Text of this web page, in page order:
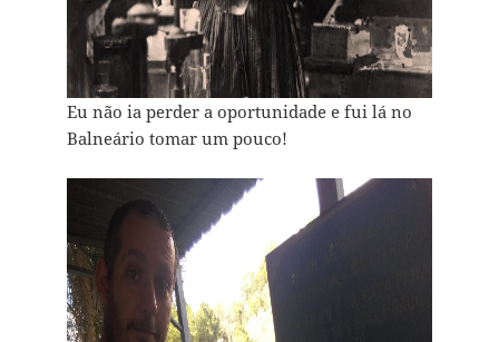
Eu não ia perder a oportunidade e fui lá no
Balneário tomar um pouco!